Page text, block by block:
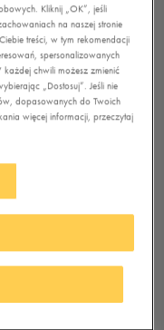
produktu)
Kliknij „OK”, jeśli
na naszej stronie
treści, w tym rekomendacji
spersonalizowanych
chwili możesz zmienić
„Dostosuj”. Jeśli nie
dopasowanych do Twoich
więcej informacji, przeczytaj